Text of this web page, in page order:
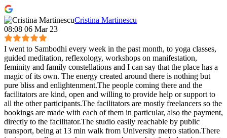
Cristina Martinescu
08:08 06 Mar 23
I went to Sambodhi every week in the past month, to yoga classes,
guided meditation, reflexology, workshops on manifestation,
feminity and family constellations and I can say that the place has a
magic of its own. The energy created around there is nothing but
pure bliss and enlightenment.The people coming there and the
facilitators are kind, open and willing to provide help or support to
all the other participants.The facilitators are mostly freelancers so the
bookings are made with each of them in particular, also the payment,
directly to the facilitator.The studio easily reachable by public
transport, being at 13 min walk from University metro station.There